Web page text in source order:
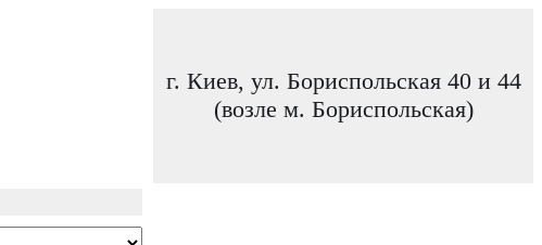
г. Киев, ул. Бориспольская 40 и 44
(возле м. Бориспольская)